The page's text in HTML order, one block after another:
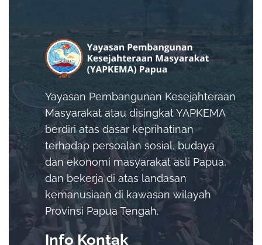
Yayasan Pembangunan Kesejahteraan
Masyarakat atau disingkat YAPKEMA
berdiri atas dasar keprihatinan
terhadap persoalan sosial, budaya
dan ekonomi masyarakat asli Papua,
dan bekerja di atas landasan
kemanusiaan di kawasan wilayah
Provinsi Papua Tengah.
Info Kontak